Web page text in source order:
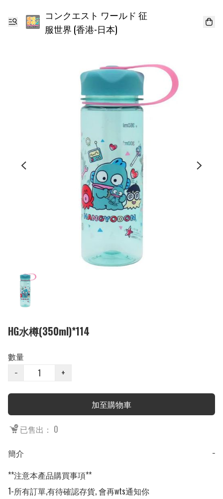
コンクエスト ワールド 征
服世界 (香港-日本)
HG水樽(350ml)*114
數量
−
+
加至購物車
已售出： 0
簡介
−
**注意本產品購買事項**
1-所有訂單,有待確認存貨, 會再wts通知你